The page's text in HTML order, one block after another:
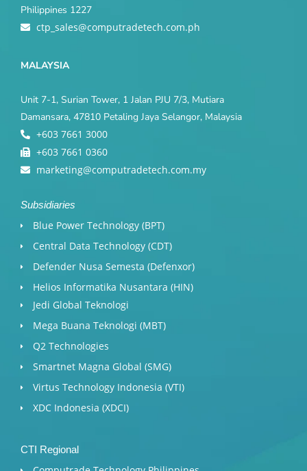
Philippines 1227
ctp_sales@computradetech.com.ph
MALAYSIA
Unit 7-1, Surian Tower, 1 Jalan PJU 7/3, Mutiara
Damansara, 47810 Petaling Jaya Selangor, Malaysia
+603 7661 3000
+603 7661 0360
marketing@computradetech.com.my
Subsidiaries
Blue Power Technology (BPT)​
Central Data Technology (CDT)
Defender Nusa Semesta (Defenxor)
Helios Informatika Nusantara (HIN)
Jedi Global Teknologi
Mega Buana Teknologi (MBT)
Q2 Technologies
Smartnet Magna Global (SMG)
Virtus Technology Indonesia (VTI)
XDC Indonesia (XDCI)
CTI Regional